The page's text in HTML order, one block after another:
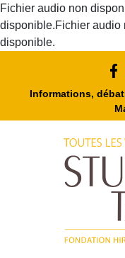
Fichier audio non
disponible.Fichier audio
disponible.
Informations,